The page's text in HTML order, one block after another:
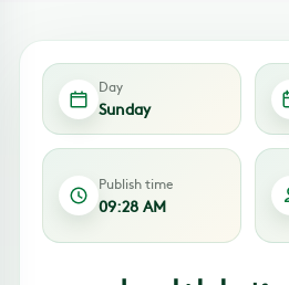
Day
Sunday
Publish time
09:28 AM